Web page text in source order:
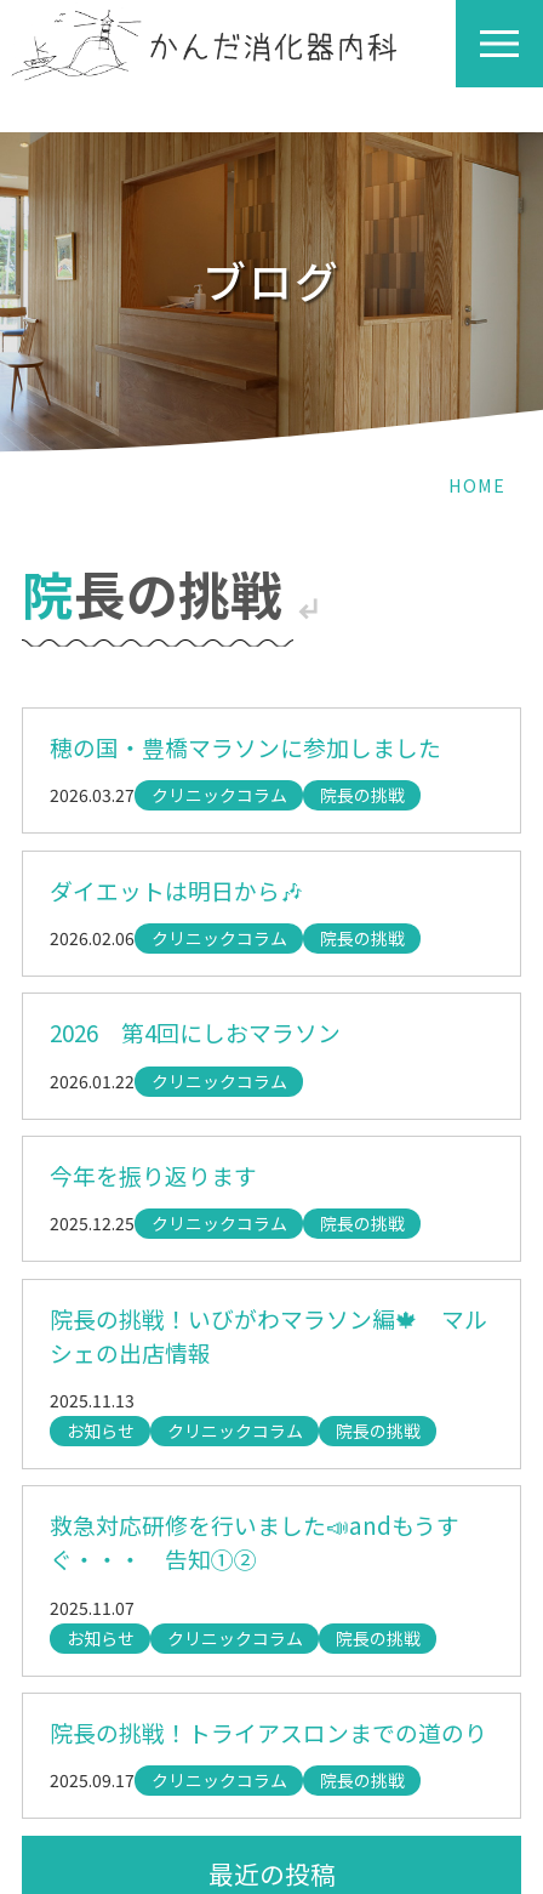
// tag.php
ブログ
HOME
院長の挑戦
穂の国・豊橋マラソンに参加しました
2026.03.27 クリニックコラム 院長の挑戦
ダイエットは明日から🎶
2026.02.06 クリニックコラム 院長の挑戦
2026 第4回にしおマラソン
2026.01.22 クリニックコラム
今年を振り返ります
2025.12.25 クリニックコラム 院長の挑戦
院長の挑戦！いびがわマラソン編🍁 マル
シェの出店情報
2025.11.13
お知らせ
クリニックコラム 院長の挑戦
救急対応研修を行いました📣andもうす
ぐ・・・ 告知①②
2025.11.07
お知らせ
クリニックコラム 院長の挑戦
院長の挑戦！トライアスロンまでの道のり
2025.09.17 クリニックコラム 院長の挑戦
最近の投稿